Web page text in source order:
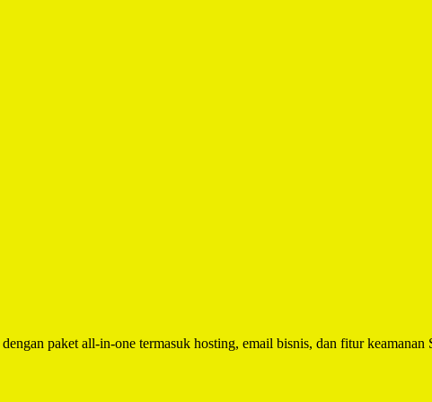
dengan paket all-in-one termasuk hosting, email bisnis, dan fitur keamanan